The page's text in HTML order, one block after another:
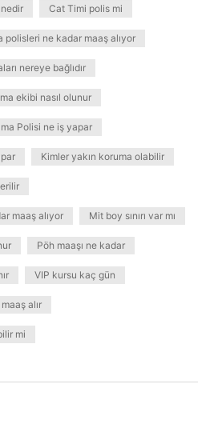
Cat Timi polis mi
polisleri ne kadar maaş alıyor
nereye bağlıdır
ekibi nasıl olunur
Polisi ne iş yapar
Kimler yakın koruma olabilir
maaş alıyor Mit boy sınırı var mı
Pöh maaşı ne kadar
VIP kursu kaç gün
alır
mi